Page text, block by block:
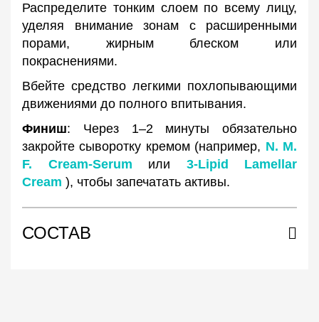
Распределите тонким слоем по всему лицу,
уделяя внимание зонам с расширенными
порами, жирным блеском или
покраснениями.
Вбейте средство легкими похлопывающими
движениями до полного впитывания.
Финиш: Через 1–2 минуты обязательно
закройте сыворотку кремом (например, N. M.
F. Cream-Serum
или
3-Lipid Lamellar
Cream ), чтобы запечатать активы.
СОСТАВ